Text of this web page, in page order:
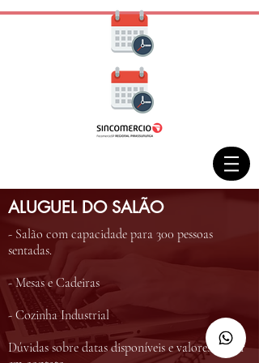
ALUGUEL DO SALÃO
- Salão com capacidade para 300 pessoas
sentadas.
- Mesas e Cadeiras
- Cozinha Industrial
Dúvidas sobre datas disponíveis e valores entrar